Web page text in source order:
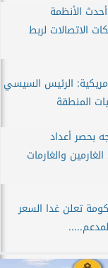
الأنظمة
الاتصالات لربط
الرئيس السيسي
المنطقة
بحصر أعداد
والغارمات
تعلن غدا السعر